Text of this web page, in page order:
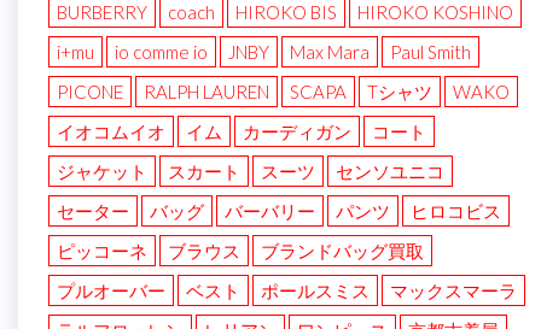
BURBERRY coach HIROKO BIS
HIROKO KOSHINO
i+mu
io comme io JNBY Max Mara
Paul Smith
PICONE
RALPH LAUREN SCAPA Tシャツ
WAKO
イオコムイオ
イム カーディガン
コート
ジャケット
スカート スーツ
センソユニコ
セーター
バッグ バーバリー パンツ
ヒロコビス
ピッコーネ
ブラウス
ブランドバッグ買取
プルオーバー
ベスト ポールスミス
マックスマーラ